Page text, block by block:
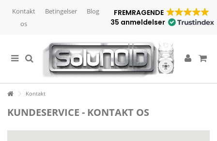
Betingelser Blog
Kontakt
os
FREMRAGENDE
35 anmeldelser
Kontakt
KUNDESERVICE - KONTAKT OS